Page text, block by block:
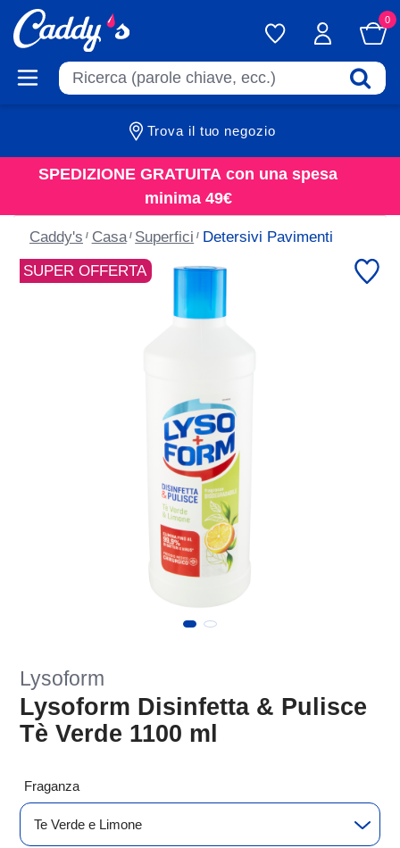
0
Trova il tuo negozio
SPEDIZIONE GRATUITA con una spesa
minima 49€
Caddy's Casa Superfici Detersivi Pavimenti
SUPER OFFERTA
Lysoform
Lysoform Disinfetta & Pulisce
Tè Verde 1100 ml
Fraganza
Te Verde e Limone